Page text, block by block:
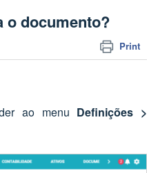
o documento?
Print
ao menu Definições >